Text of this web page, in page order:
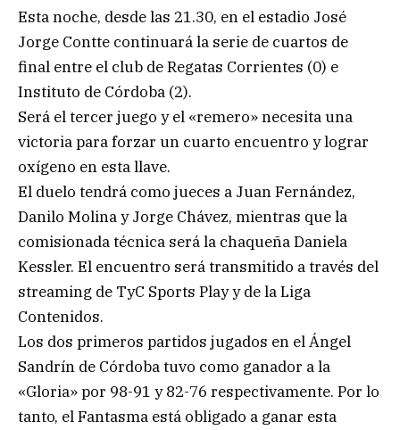
Esta noche, desde las 21.30, en el estadio José
Jorge Contte continuará la serie de cuartos de
final entre el club de Regatas Corrientes (0) e
Instituto de Córdoba (2).
Será el tercer juego y el «remero» necesita una
victoria para forzar un cuarto encuentro y lograr
oxígeno en esta llave.
El duelo tendrá como jueces a Juan Fernández,
Danilo Molina y Jorge Chávez, mientras que la
comisionada técnica será la chaqueña Daniela
Kessler. El encuentro será transmitido a través del
streaming de TyC Sports Play y de la Liga
Contenidos.
Los dos primeros partidos jugados en el Ángel
Sandrín de Córdoba tuvo como ganador a la
«Gloria» por 98-91 y 82-76 respectivamente. Por lo
tanto, el Fantasma está obligado a ganar esta